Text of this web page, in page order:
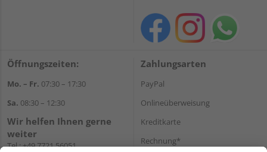
Öffnungszeiten:
Mo. – Fr. 07:30 – 17:30
Sa. 08:30 – 12:30
Wir helfen Ihnen gerne
weiter
Tel.:+49 7721 56051
Zahlungsarten
PayPal
Onlineüberweisung
Kreditkarte
Rechnung*